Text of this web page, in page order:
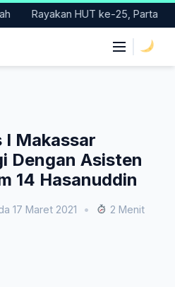
HUT ke-25, Partai
I Makassar
Dengan Asisten
14 Hasanuddin
17 Maret 2021 •
2 Menit